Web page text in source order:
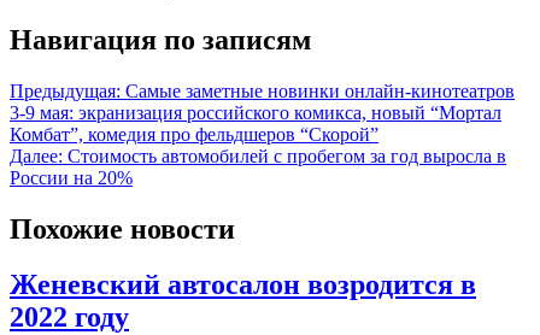
Навигация по записям
Предыдущая: Самые заметные новинки онлайн-кинотеатров
3-9 мая: экранизация российского комикса, новый “Мортал
Комбат”, комедия про фельдшеров “Скорой”
Далее: Стоимость автомобилей с пробегом за год выросла в
России на 20%
Похожие новости
Женевский автосалон возродится в
2022 году